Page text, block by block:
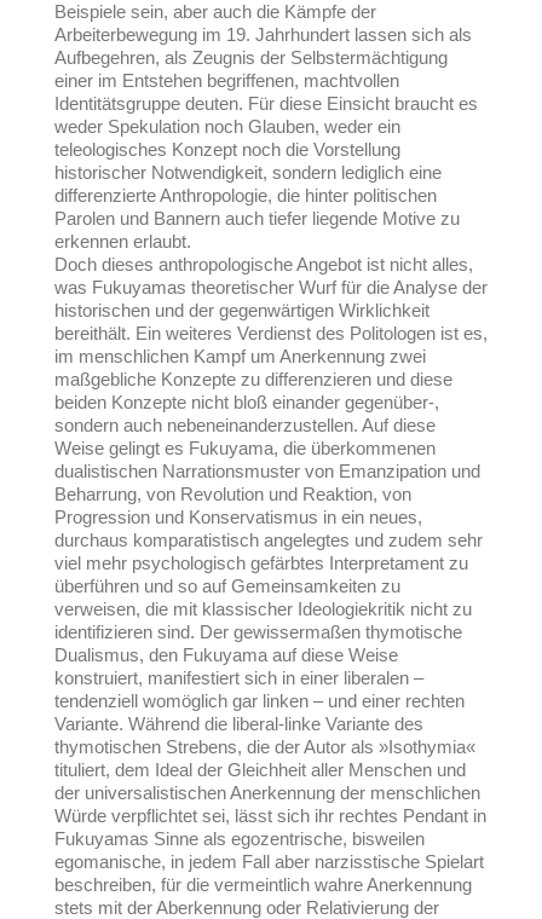
Beispiele sein, aber auch die Kämpfe der
Arbeiterbewegung im 19. Jahrhundert lassen sich als
Aufbegehren, als Zeugnis der Selbstermächtigung
einer im Entstehen begriffenen, machtvollen
Identitätsgruppe deuten. Für diese Einsicht braucht es
weder Spekulation noch Glauben, weder ein
teleologisches Konzept noch die Vorstellung
historischer Notwendigkeit, sondern lediglich eine
differenzierte Anthropologie, die hinter politischen
Parolen und Bannern auch tiefer liegende Motive zu
erkennen erlaubt.
Doch dieses anthropologische Angebot ist nicht alles,
was Fukuyamas theoretischer Wurf für die Analyse der
historischen und der gegenwärtigen Wirklichkeit
bereithält. Ein weiteres Verdienst des Politologen ist es,
im menschlichen Kampf um Anerkennung zwei
maßgebliche Konzepte zu differenzieren und diese
beiden Konzepte nicht bloß einander gegenüber-,
sondern auch nebeneinanderzustellen. Auf diese
Weise gelingt es Fukuyama, die überkommenen
dualistischen Narrationsmuster von Emanzipation und
Beharrung, von Revolution und Reaktion, von
Progression und Konservatismus in ein neues,
durchaus komparatistisch angelegtes und zudem sehr
viel mehr psychologisch gefärbtes Interpretament zu
überführen und so auf Gemeinsamkeiten zu
verweisen, die mit klassischer Ideologiekritik nicht zu
identifizieren sind. Der gewissermaßen thymotische
Dualismus, den Fukuyama auf diese Weise
konstruiert, manifestiert sich in einer liberalen –
tendenziell womöglich gar linken – und einer rechten
Variante. Während die liberal-linke Variante des
thymotischen Strebens, die der Autor als »Isothymia«
tituliert, dem Ideal der Gleichheit aller Menschen und
der universalistischen Anerkennung der menschlichen
Würde verpflichtet sei, lässt sich ihr rechtes Pendant in
Fukuyamas Sinne als egozentrische, bisweilen
egomanische, in jedem Fall aber narzisstische Spielart
beschreiben, für die vermeintlich wahre Anerkennung
stets mit der Aberkennung oder Relativierung der